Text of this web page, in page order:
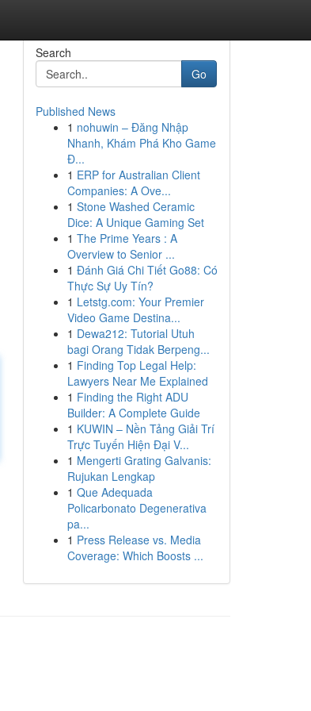
Search
Go
Published News
1 nohuwin – Đăng Nhập
Nhanh, Khám Phá Kho Game
Đ...
1 ERP for Australian Client
Companies: A Ove...
1 Stone Washed Ceramic
Dice: A Unique Gaming Set
1 The Prime Years : A
Overview to Senior ...
1 Đánh Giá Chi Tiết Go88: Có
Thực Sự Uy Tín?
1 Letstg.com: Your Premier
Video Game Destina...
1 Dewa212: Tutorial Utuh
bagi Orang Tidak Berpeng...
1 Finding Top Legal Help:
Lawyers Near Me Explained
1 Finding the Right ADU
Builder: A Complete Guide
1 KUWIN – Nền Tảng Giải Trí
Trực Tuyến Hiện Đại V...
1 Mengerti Grating Galvanis:
Rujukan Lengkap
1 Que Adequada
Policarbonato Degenerativa
pa...
1 Press Release vs. Media
Coverage: Which Boosts ...